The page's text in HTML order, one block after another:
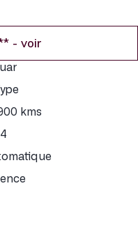
061 *** *** - voir
kms